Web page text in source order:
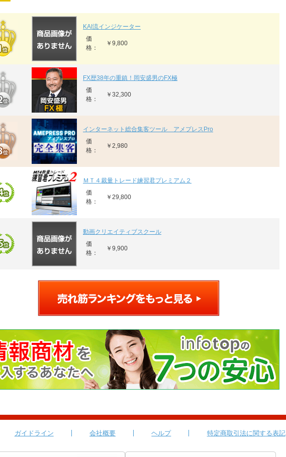
KAI流インジケーター
価
格：
￥9,800
FX歴38年の重鎮！岡安盛男のFX極
価
格：
￥32,300
インターネット総合集客ツール アメプレスPro
価
格：
￥2,980
ＭＴ４裁量トレード練習君プレミアム２
価
格：
￥29,800
動画クリエイティブスクール
価
格：
￥9,900
ガイドライン 会社概要 ヘルプ 特定商取引法に関する表記